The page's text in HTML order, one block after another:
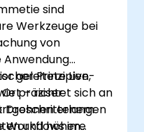
sind
Werkzeuge bei
von
Prinzipien,
präziser
Drohnen erlangen
und höhere
geleitete Live-
– richtet sich an
Workflows im